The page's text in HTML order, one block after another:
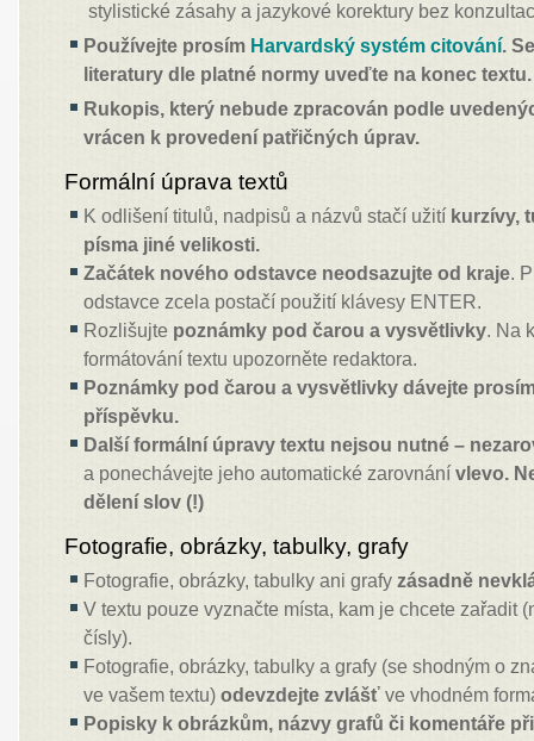
stylistické zásahy a jazykové korektury bez
Používejte prosím Harvardský systém citování.
literatury dle platné normy uveďte na konec textu.
Rukopis, který nebude zpracován podle
vrácen k provedení patřičných úprav.
Formální úprava textů
K odlišení titulů, nadpisů a názvů stačí užití kurzívy,
písma jiné velikosti.
Začátek nového odstavce neodsazujte od kraje.
odstavce zcela postačí použití klávesy ENTER.
Rozlišujte poznámky pod čarou a vysvětlivky. Na
formátování textu upozorněte redaktora.
Poznámky pod čarou a vysvětlivky dávejte
příspěvku.
Další formální úpravy textu nejsou nutné –
a ponechávejte jeho automatické zarovnánívlevo.
dělení slov (!)
Fotografie, obrázky, tabulky, grafy
Fotografie, obrázky, tabulky ani grafyzásadně
V textu pouze vyznačte místa, kam je chcete zařadit
čísly).
Fotografie, obrázky, tabulky a grafy (se shodným o
ve vašem textu)odevzdejte zvlášť ve vhodném
Popisky k obrázkům, názvy grafů či komentáře